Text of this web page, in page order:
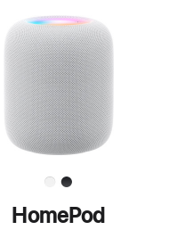
步
了
解
HomePod<
HomePod